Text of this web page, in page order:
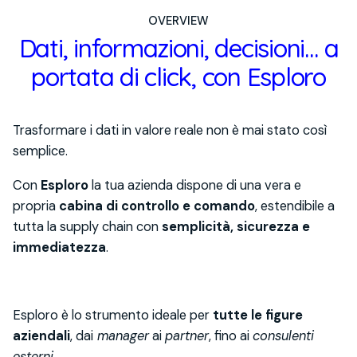
OVERVIEW
Dati, informazioni, decisioni… a
portata di click, con Esploro
Trasformare i dati in valore reale non è mai stato così
semplice.
Con Esploro la tua azienda dispone di una vera e
propria cabina di controllo e comando, estendibile a
tutta la supply chain consemplicità, sicurezza e
immediatezza.
Esploro è lo strumento ideale per tutte le figure
aziendali, dai manageraipartner, fino aiconsulenti